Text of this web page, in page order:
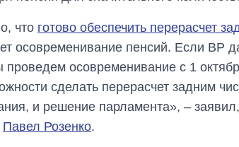
что готово обеспечить перерасчет
осовременивание пенсий. Если ВР
осовременивание с 1
сделать перерасчет задним
и решение парламента», – заявил,
Павел Розенко.